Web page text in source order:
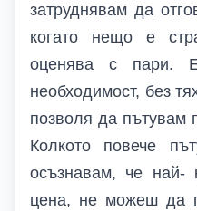
затруднявам да
когато нещо е
оценява с пари.
необходимост, без
позволя да пътувам
Колкото повече
осъзнавам, че най-
цена, не можеш да